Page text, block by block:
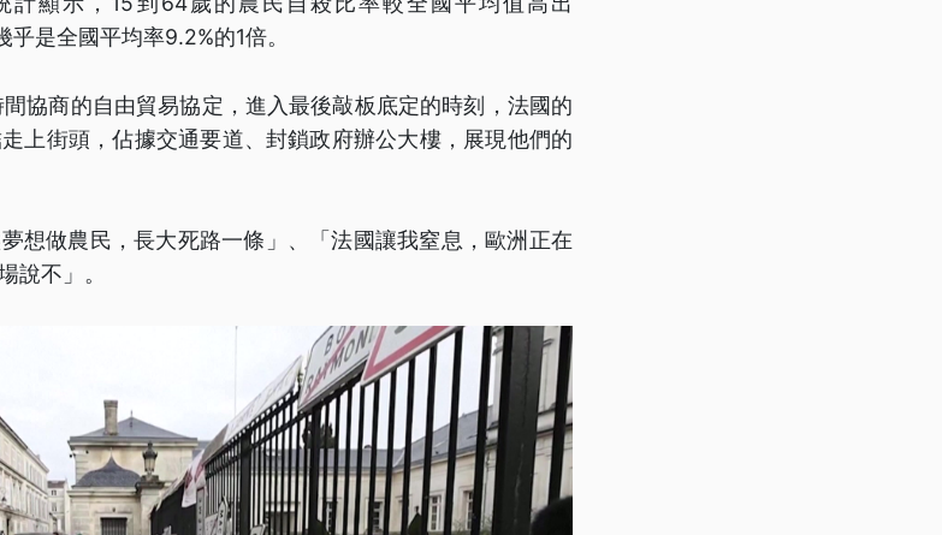
是全國平均率9.2%的1倍。
協商的自由貿易協定，進入最後敲板底定的時刻，法國的
上街頭，佔據交通要道、封鎖政府辦公大樓，展現他們的
想做農民，長大死路一條」、「法國讓我窒息，歐洲正在
說不」。